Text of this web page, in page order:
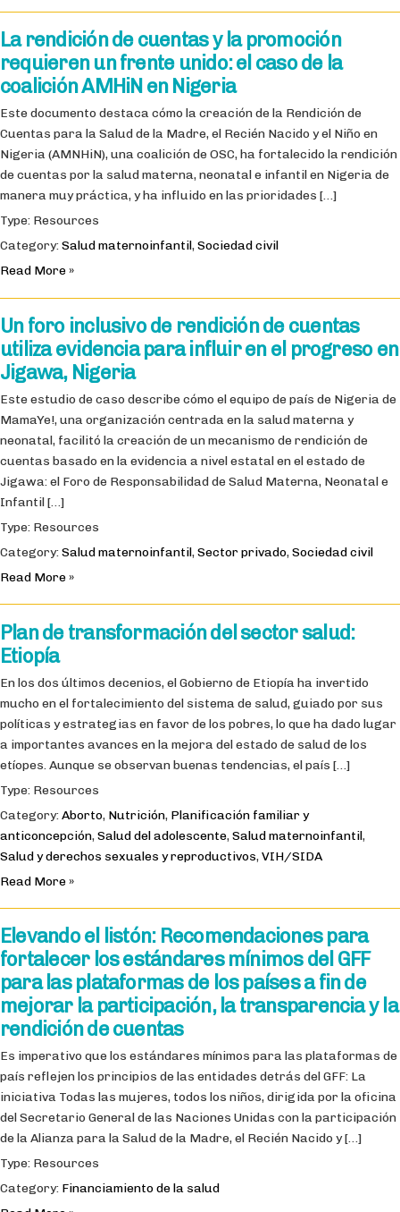
La rendición de cuentas y la promoción
requieren un frente unido: el caso de la
coalición AMHiN en Nigeria
Este documento destaca cómo la creación de la Rendición de
Cuentas para la Salud de la Madre, el Recién Nacido y el Niño en
Nigeria (AMNHiN), una coalición de OSC, ha fortalecido la rendición
de cuentas por la salud materna, neonatal e infantil en Nigeria de
manera muy práctica, y ha influido en las prioridades […]
Type: Resources
Category:Salud maternoinfantil,Sociedad civil
Read More »
Un foro inclusivo de rendición de cuentas
utiliza evidencia para influir en el progreso en
Jigawa, Nigeria
Este estudio de caso describe cómo el equipo de país de Nigeria de
MamaYe!, una organización centrada en la salud materna y
neonatal, facilitó la creación de un mecanismo de rendición de
cuentas basado en la evidencia a nivel estatal en el estado de
Jigawa: el Foro de Responsabilidad de Salud Materna, Neonatal e
Infantil […]
Type: Resources
Category:Salud maternoinfantil,Sector privado,Sociedad civil
Read More »
Plan de transformación del sector salud:
Etiopía
En los dos últimos decenios, el Gobierno de Etiopía ha invertido
mucho en el fortalecimiento del sistema de salud, guiado por sus
políticas y estrategias en favor de los pobres, lo que ha dado lugar
a importantes avances en la mejora del estado de salud de los
etíopes. Aunque se observan buenas tendencias, el país […]
Type: Resources
Category:Aborto, Nutrición, Planificación familiar y
anticoncepción,Salud del adolescente,Salud maternoinfantil,
Salud y derechos sexuales y reproductivos,VIH/SIDA
Read More »
Elevando el listón: Recomendaciones para
fortalecer los estándares mínimos del GFF
para las plataformas de los países a fin de
mejorar la participación, la transparencia y la
rendición de cuentas
Es imperativo que los estándares mínimos para las plataformas de
país reflejen los principios de las entidades detrás del GFF: La
iniciativa Todas las mujeres, todos los niños, dirigida por la oficina
del Secretario General de las Naciones Unidas con la participación
de la Alianza para la Salud de la Madre, el Recién Nacido y […]
Type: Resources
Category: Financiamiento de la salud